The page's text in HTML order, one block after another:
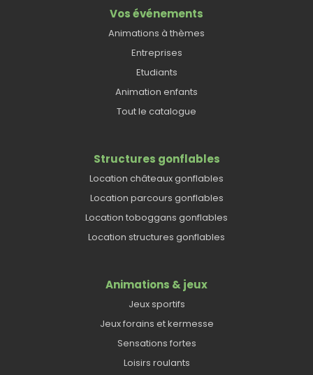
Vos événements
Animations à thèmes
Entreprises
Etudiants
Animation enfants
Tout le catalogue
Structures gonflables
Location châteaux gonflables
Location parcours gonflables
Location toboggans gonflables
Location structures gonflables
Animations & jeux
Jeux sportifs
Jeux forains et kermesse
Sensations fortes
Loisirs roulants